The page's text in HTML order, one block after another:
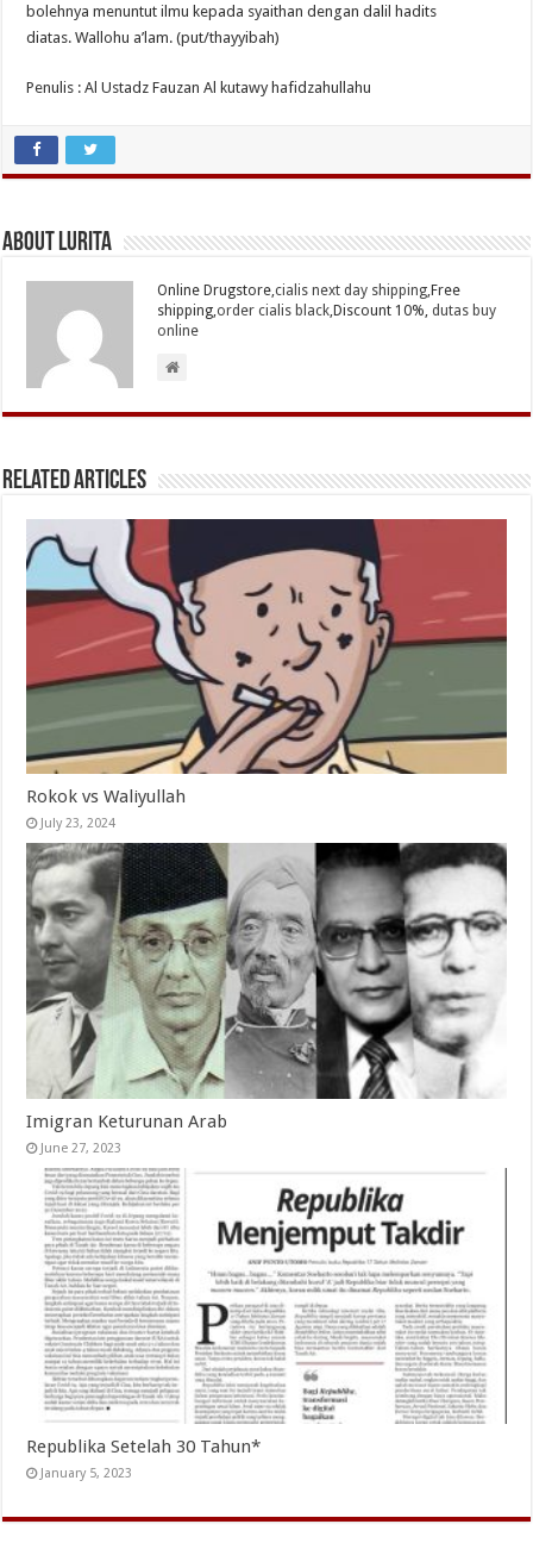
bolehnya menuntut ilmu kepada syaithan dengan dalil hadits
diatas. Wallohu a’lam. (put/thayyibah)
Penulis : Al Ustadz Fauzan Al kutawy hafidzahullahu
About Lurita
Online Drugstore,cialis next day shipping ,Free
shipping, order cialis black ,Discount 10%,dutas buy
online
Related Articles
Rokok vs Waliyullah
July 23, 2024
Imigran Keturunan Arab
June 27, 2023
Republika Setelah 30 Tahun*
January 5, 2023